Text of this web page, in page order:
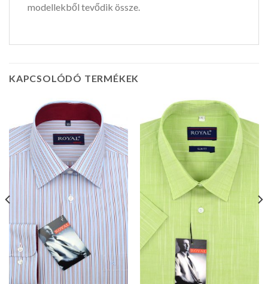
modellekből tevődik össze.
KAPCSOLÓDÓ TERMÉKEK